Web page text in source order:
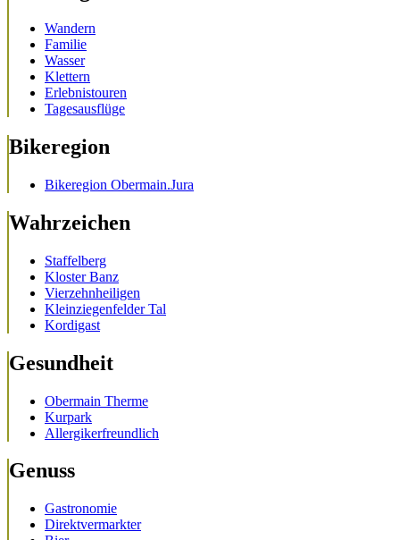
Wandern
Familie
Wasser
Klettern
Erlebnistouren
Tagesausflüge
Bikeregion
Bikeregion Obermain.Jura
Wahrzeichen
Staffelberg
Kloster Banz
Vierzehnheiligen
Kleinziegenfelder Tal
Kordigast
Gesundheit
Obermain Therme
Kurpark
Allergikerfreundlich
Genuss
Gastronomie
Direktvermarkter